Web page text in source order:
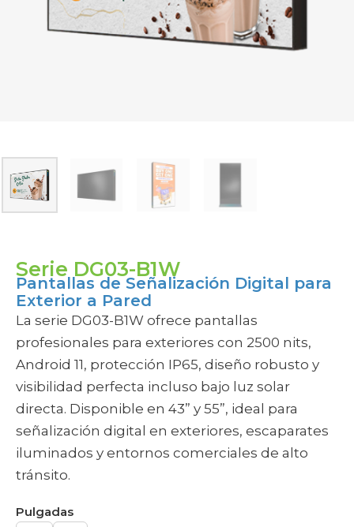
Serie DG03-B1W
Pantallas de Señalización Digital para
Exterior a Pared
La serie DG03-B1W ofrece pantallas
profesionales para exteriores con 2500 nits,
Android 11, protección IP65, diseño robusto y
visibilidad perfecta incluso bajo luz solar
directa. Disponible en 43” y 55”, ideal para
señalización digital en exteriores, escaparates
iluminados y entornos comerciales de alto
tránsito.
Pulgadas